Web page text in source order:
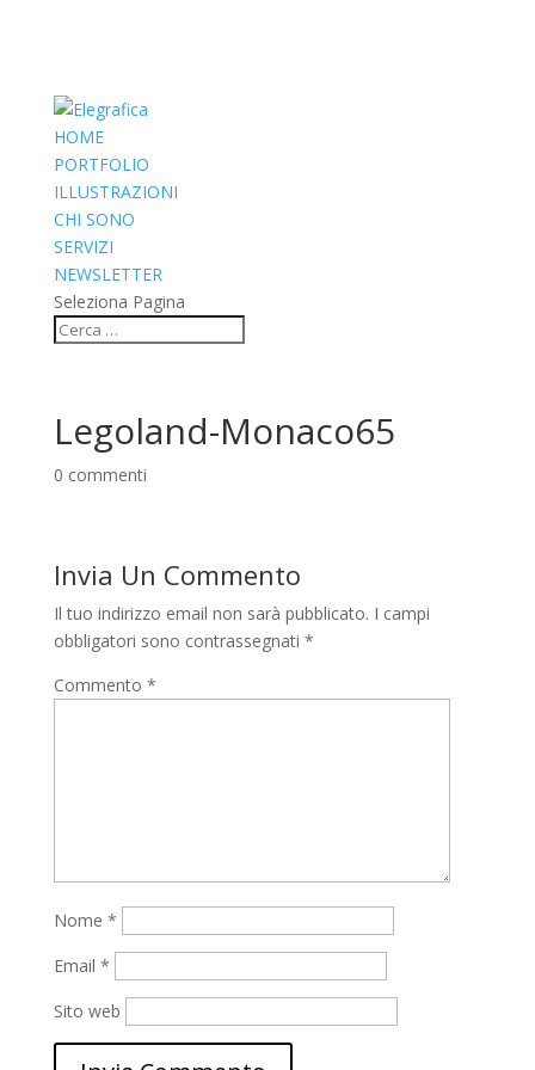
HOME
PORTFOLIO
ILLUSTRAZIONI
CHI SONO
SERVIZI
NEWSLETTER
Seleziona Pagina
Legoland-Monaco65
0 commenti
Invia Un Commento
Il tuo indirizzo email non sarà pubblicato. I campi
obbligatori sono contrassegnati *
Commento *
Nome *
Email *
Sito web